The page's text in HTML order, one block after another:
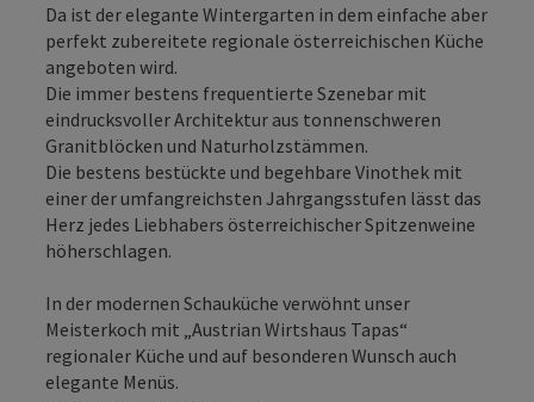
Da ist der elegante Wintergarten in dem einfache aber
perfekt zubereitete regionale österreichischen Küche
angeboten wird.
Die immer bestens frequentierte Szenebar mit
eindrucksvoller Architektur aus tonnenschweren
Granitblöcken und Naturholzstämmen.
Die bestens bestückte und begehbare Vinothek mit
einer der umfangreichsten Jahrgangsstufen lässt das
Herz jedes Liebhabers österreichischer Spitzenweine
höherschlagen.
In der modernen Schauküche verwöhnt unser
Meisterkoch mit „Austrian Wirtshaus Tapas“
regionaler Küche und auf besonderen Wunsch auch
elegante Menüs.